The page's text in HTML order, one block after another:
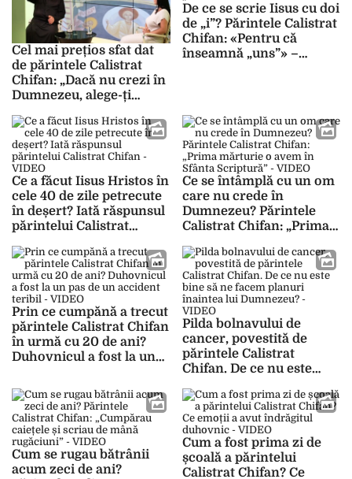
Cel mai prețios sfat dat
de părintele Calistrat
Chifan: „Dacă nu crezi în
Dumnezeu, alege-ți
supăra” – VIDEO
De ce se scrie Iisus cu doi
de „i”? Părintele Calistrat
Chifan: «Pentru că
înseamnă „uns”» –
Ce a făcut Iisus Hristos în
cele 40 de zile petrecute
în deșert? Iată răspunsul
părintelui Calistrat
Ce se întâmplă cu un om
care nu crede în
Dumnezeu? Părintele
Calistrat Chifan: „Prima
Sfânta Scriptură” –
VIDEO
Prin ce cumpănă a trecut
părintele Calistrat Chifan
în urmă cu 20 de ani?
Duhovnicul a fost la un
– VIDEO
Pilda bolnavului de
cancer, povestită de
părintele Calistrat
Chifan. De ce nu este
înaintea lui Dumnezeu? –
VIDEO
Cum se rugau bătrânii
acum zeci de ani?
Cum a fost prima zi de
școală a părintelui
Calistrat Chifan? Ce